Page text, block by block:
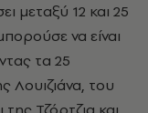
μεταξύ 12 και 25
να είναι
τα 25
Λουιζιάνα, του